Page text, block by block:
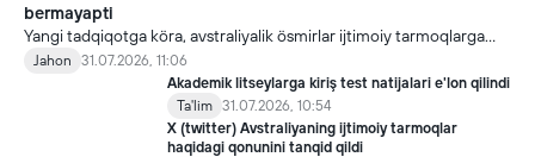
bermayapti
Yangi tadqiqotga köra, avstraliyalik ösmirlar ijtimoiy tarmoqlarga
qöyilgan taqiqdan söng ham ulardan foydalanmoqda.
Jahon
31.07.2026, 11:06
Akademik litseylarga kiriş test natijalari e'lon qilindi
Ta'lim 31.07.2026, 10:54
X (twitter) Avstraliyaning ijtimoiy tarmoqlar
haqidagi qonunini tanqid qildi